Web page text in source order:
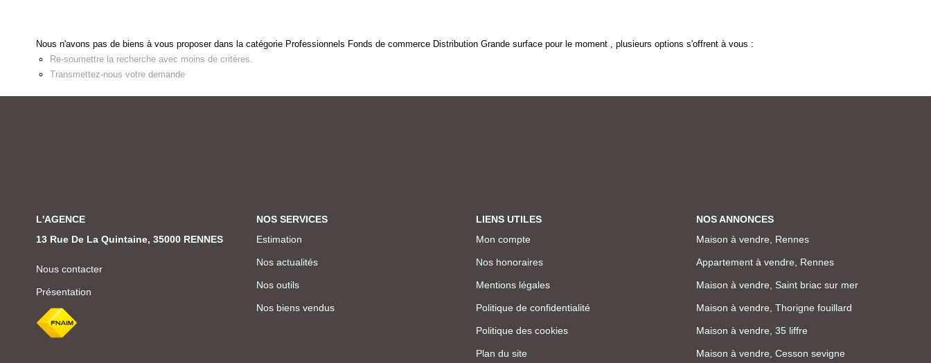
Nous n'avons pas de biens à vous proposer dans la catégorie Professionnels Fonds de commerce Distribution Grande surface pour le moment , plusieurs options s'offrent à vous :
Re-soumettre la recherche avec moins de critères.
Transmettez-nous votre demande
L'AGENCE
13 Rue De La Quintaine, 35000 RENNES
Nous contacter
Présentation
NOS SERVICES
Estimation
Nos actualités
Nos outils
Nos biens vendus
LIENS UTILES
Mon compte
Nos honoraires
Mentions légales
Politique de confidentialité
Politique des cookies
Plan du site
NOS ANNONCES
Maison à vendre, Rennes
Appartement à vendre, Rennes
Maison à vendre, Saint briac sur mer
Maison à vendre, Thorigne fouillard
Maison à vendre, 35 liffre
Maison à vendre, Cesson sevigne